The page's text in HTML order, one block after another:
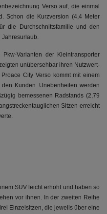
Verso auf, die einmal
Schon die Kurzversion (4,4 Meter
die Durchschnittsfamilie und den
Jahresurlaub.
Varianten der Kleintransporter
unübersehbar ihren Nutzwert-
City Verso kommt mit einem
Kunden. Unebenheiten werden
bemessenen Radstands (2,79
Sitzen erreicht
SUV leicht erhöht und haben so
vor ihnen. In der zweiten Reihe
Einzelsitzen, die jeweils über eine